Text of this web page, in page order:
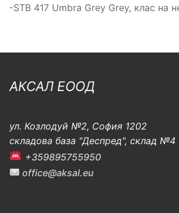
-STB 417 Umbra Grey Grey, клас на
АКСАЛ ЕООД
ул. Козлодуй №2, София 1202
складова база "Деспред", склад №4
+359895755950
office@aksal.eu